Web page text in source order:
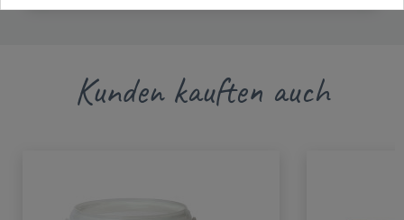
Kunden kauften auch